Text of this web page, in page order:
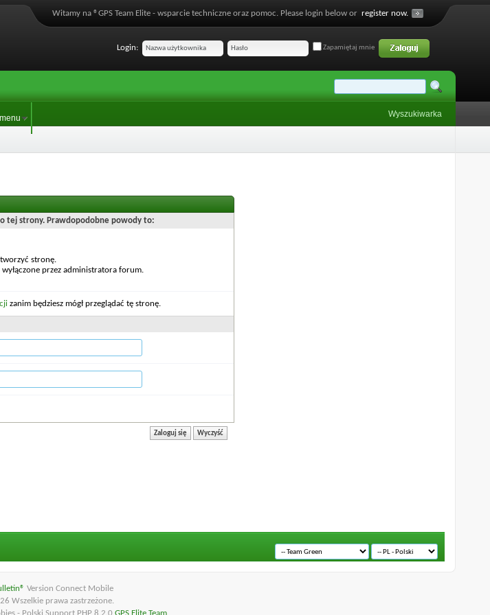
Witamy na ®GPS Team Elite - wsparcie techniczne oraz pomoc. Please login below or register now.
Login: Zapamiętaj mnie
Wyszukiwarka
tej strony. Prawdopodobne powody to:
stronę.
przez administratora forum.
zanim będziesz mógł przeglądać tę stronę.
Version Connect Mobile
Wszelkie prawa zastrzeżone.